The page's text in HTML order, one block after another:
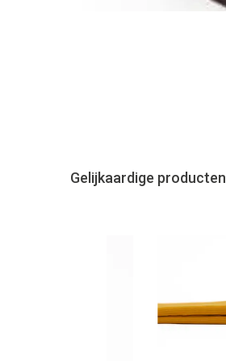
Gelijkaardige producten